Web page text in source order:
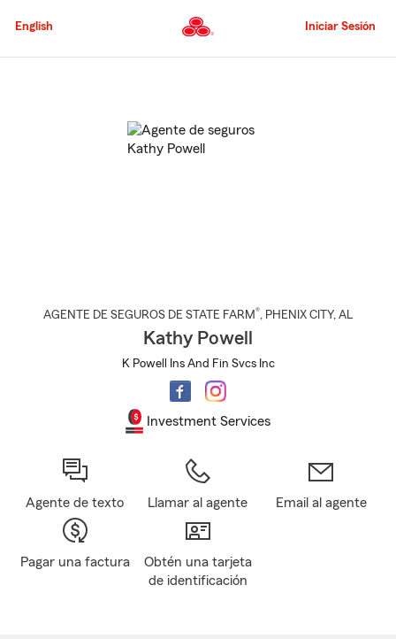
al
principal
English Iniciar Sesión
AGENTE DE SEGUROS DE STATE FARM®, PHENIX CITY, AL
Kathy Powell
K Powell Ins And Fin Svcs Inc
Investment Services
Agente de texto Llamar al agente Email al agente
Pagar una factura
Obtén una tarjeta
de identificación